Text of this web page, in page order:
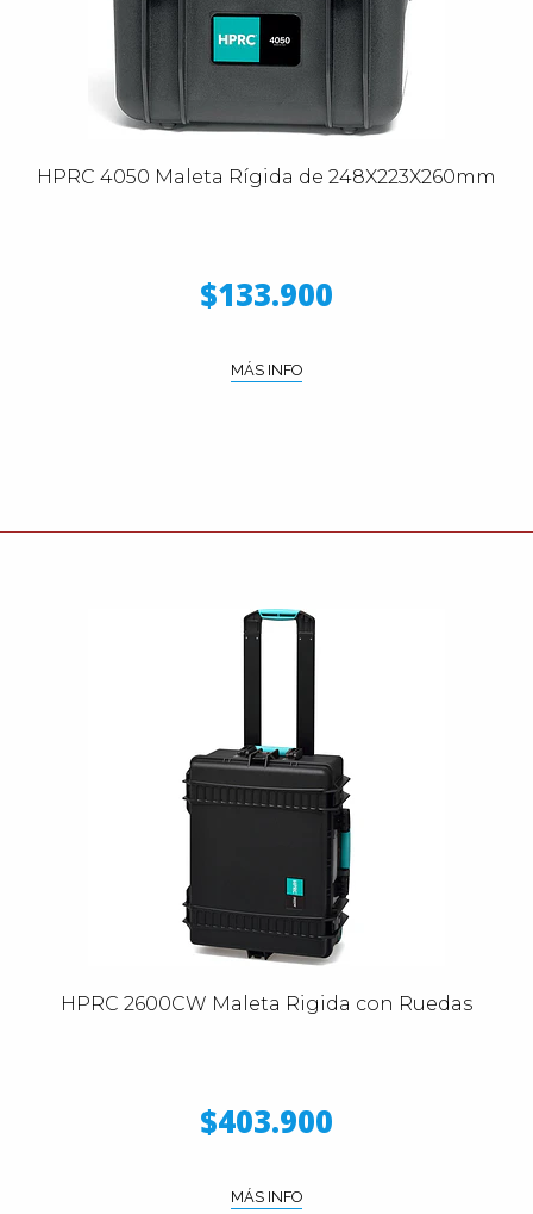
HPRC 4050 Maleta Rígida de 248X223X260mm
$133.900
MÁS INFO
HPRC 2600CW Maleta Rigida con Ruedas
$403.900
MÁS INFO